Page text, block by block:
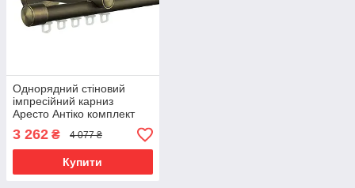
Однорядний стіновий
імпресійний карниз
Аресто Антіко комплект
3 262 ₴ 4 077 ₴
Купити